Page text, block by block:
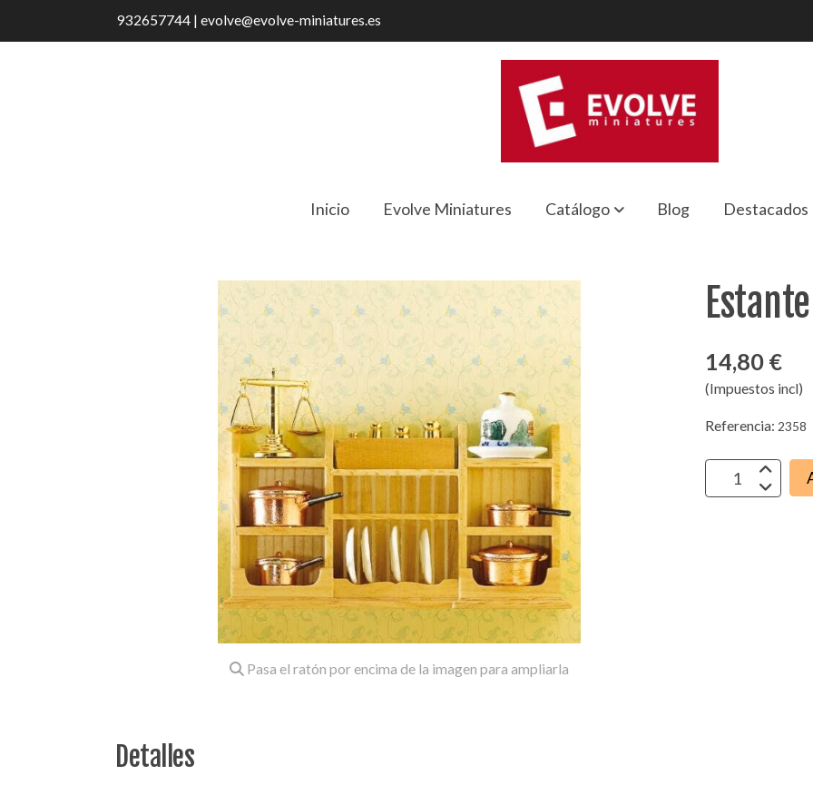
932657744 | evolve@evolve-miniatures.es
Inicio Evolve Miniatures Catálogo Blog Destacados
Pasa el ratón por encima de la imagen para ampliarla
Detalles
14,80 €
(Impuestos incl)
Referencia: 2358